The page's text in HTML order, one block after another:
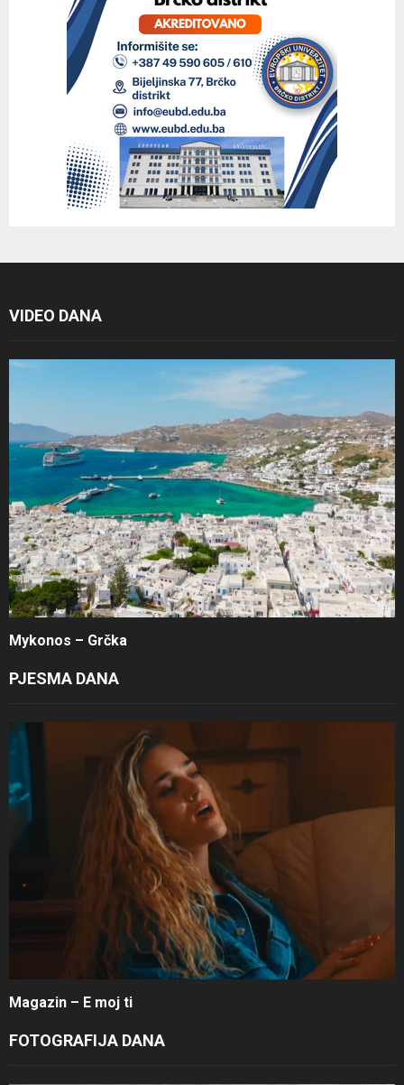
VIDEO DANA
Mykonos – Grčka
PJESMA DANA
Magazin – E moj ti
FOTOGRAFIJA DANA